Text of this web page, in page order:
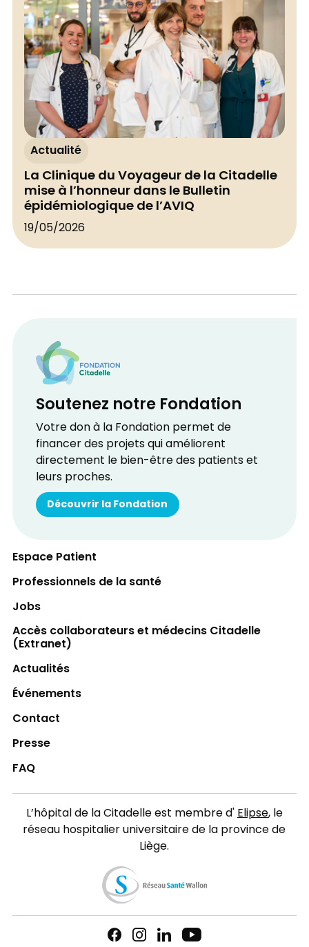
Actualité
La Clinique du Voyageur de la Citadelle
mise à l’honneur dans le Bulletin
épidémiologique de l’AVIQ
19/05/2026
Soutenez notre Fondation
Votre don à la Fondation permet de
financer des projets qui améliorent
directement le bien-être des patients et
leurs proches.
Découvrir la Fondation
Espace Patient
Professionnels de la santé
Jobs
Accès collaborateurs et médecins Citadelle
(Extranet)
Actualités
Événements
Contact
Presse
FAQ
L’hôpital de la Citadelle est membre d'Elipse, le
réseau hospitalier universitaire de la province de
Liège.